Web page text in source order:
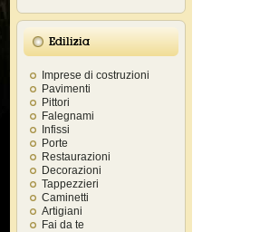
Edilizia
Imprese di costruzioni
Pavimenti
Pittori
Falegnami
Infissi
Porte
Restaurazioni
Decorazioni
Tappezzieri
Caminetti
Artigiani
Fai da te